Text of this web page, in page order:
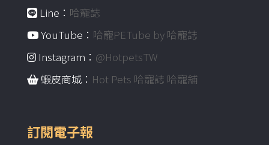
Line： 哈寵誌
YouTube： 哈寵PETube by 哈寵誌
Instagram： @HotpetsTW
蝦皮商城： Hot Pets 哈寵誌 哈寵舖
訂閱電子報